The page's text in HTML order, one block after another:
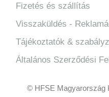
Fizetés és szállítás
Visszaküldés -
Tájékoztatók &
Általános Szerződési
© HFSE Magyarország